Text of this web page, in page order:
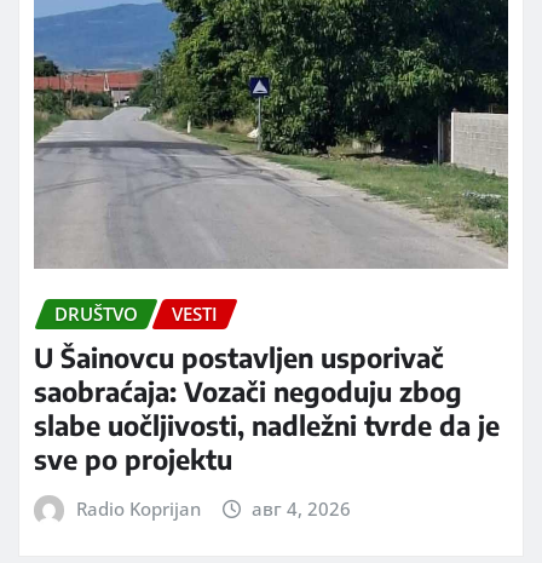
DRUŠTVO VESTI
U Šainovcu postavljen usporivač
saobraćaja: Vozači negoduju zbog
slabe uočljivosti, nadležni tvrde da je
sve po projektu
Radio Koprijan авг 4, 2026